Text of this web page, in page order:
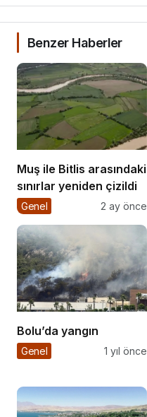
Benzer Haberler
Muş ile Bitlis arasındaki
sınırlar yeniden çizildi
Genel 2 ay önce
Bolu’da yangın
Genel 1 yıl önce